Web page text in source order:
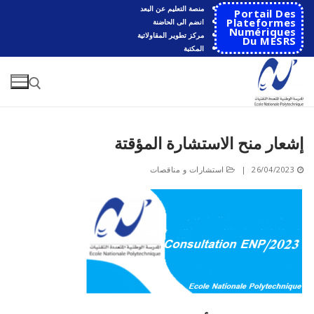
التجاوز
إلى
المحتوى
Portail Des
Plateformes
Numériques
Du MESRS
منصة التعليم عن البعد
انضم الى الحاضنة
مركز تطوير المقاولاتية
المكتبة
البحث
عن:
الرئيسية
المدرسة
مقدمة عن المدرسة
الأقســام
إشعار منح الاستشارة المؤقتة
26/04/2023
| استشارات و مناقصات